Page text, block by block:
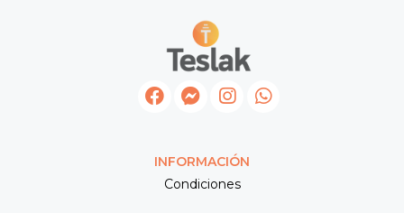
INFORMACIÓN
Condiciones